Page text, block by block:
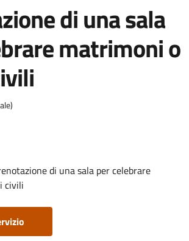
di una sala
matrimoni o
di una sala per celebrare
civili